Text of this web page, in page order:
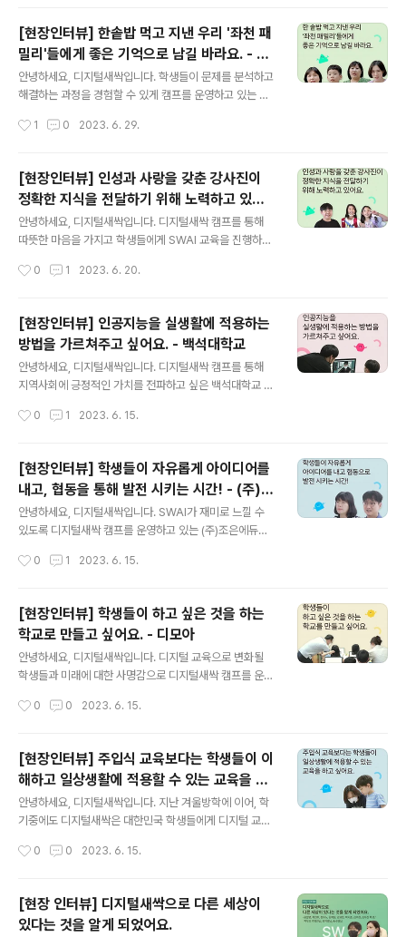
생들이 미래 사회에 필요한 기술들을 익힐 수 [경일대학교
디지털새싹 교육캠프 현장 인터뷰] 학생들이 미래 사회에
필요한 기술들을 익힐 수 있길 바라... blog.naver.com
[현장인터뷰] 한솥밥 먹고 지낸 우리 '좌천 패
밀리'들에게 좋은 기억으로 남길 바라요. - 부
산대학교
안녕하세요, 디지털새싹입니다. 학생들이 문제를 분석하고
해결하는 과정을 경험할 수 있게 캠프를 운영하고 있는 부
혹은 아래 링크를 클릭해주세요! ★ 콘텐츠 바로가기 : htt
랑을 갖춘 강사진이 정확한 지식을 전 [부산대학교 디지털
새싹 교육캠프 현장 인터뷰] 인성과 사랑을 갖춘 강사진이
정확한 지식을 전달하기 위해... blog.naver.com
1 0 2023. 6. 29.
[현장인터뷰] 인성과 사랑을 갖춘 강사진이
정확한 지식을 전달하기 위해 노력하고 있습
니다. - 부산대학교
안녕하세요, 디지털새싹입니다. 디지털새싹 캠프를 통해
따뜻한 마음을 가지고 학생들에게 SWAI 교육을 진행하고
이미지 혹은 아래 링크를 클릭해주세요! ★콘텐츠 바로가
729 [부산대학교 디지털새싹 교육캠프 현장 인터뷰] 인성
과 사랑을 갖춘 강사진이 정확한 지식을 전 [부산대학교 디
지털새싹 교육캠프 현장 인터뷰] 인성과 사랑을 갖춘 강사
진이 정확한 지식을 전달하기 위해... blog.naver.com
0 1 2023. 6. 20.
[현장인터뷰] 인공지능을 실생활에 적용하는
방법을 가르쳐주고 싶어요. - 백석대학교
안녕하세요, 디지털새싹입니다. 디지털새싹 캠프를 통해
지역사회에 긍정적인 가치를 전파하고 싶은 백석대학교 인
크를 클릭해주세요! ★ 콘텐츠 바로가기 : https://blog.n
디지털새싹 교육캠프 현장 인터뷰] 인공지능을 실생활에
적용하는 방법을 가르쳐주 [백석대학교 디지털새싹 교육캠
프 현장 인터뷰] 인공지능을 실생활에 적용하는 방법을 가
르쳐주고 싶어요. ... blog.naver.com
0 1 2023. 6. 15.
[현장인터뷰] 학생들이 자유롭게 아이디어를
내고, 협동을 통해 발전 시키는 시간! - (주)조
은에듀테크
안녕하세요, 디지털새싹입니다. SWAI가 재미로 느낄 수
있도록 디지털새싹 캠프를 운영하고 있는 (주)조은에듀테
아래 링크를 클릭해주세요! ★ 콘텐츠 바로가기 : https://
은에듀테크 로봇타워 디지털새싹 교육캠프 현장 인터뷰]
학생들이 자유롭게 아이디어를 [(주)조은에듀테크 로봇타
워 디지털새싹 교육캠프 현장 인터뷰] 학생들이 자유롭게
아이디어를 내고, 협동... blog.naver.com
0 1 2023. 6. 15.
[현장인터뷰] 학생들이 하고 싶은 것을 하는
학교로 만들고 싶어요. - 디모아
안녕하세요, 디지털새싹입니다. 디지털 교육으로 변화될
학생들과 미래에 대한 사명감으로 디지털새싹 캠프를 운영
로 이미지 혹은 아래 링크를 클릭해주세요! ★ 콘텐츠 바로
4049 [디모아 저동초등학교 디지털새싹 교육캠프 현장
인터뷰] 학생들이 하고 싶은 것을 하는 학교를 [디모아 저
동초등학교 디지털새싹 교육캠프 현장 인터뷰] 학생들이
하고 싶은 것을 하는 학교를 만들고 싶... blog.naver.co
m
0 0 2023. 6. 15.
[현장인터뷰] 주입식 교육보다는 학생들이 이
해하고 일상생활에 적용할 수 있는 교육을 하
고 싶어요.
안녕하세요, 디지털새싹입니다. 지난 겨울방학에 이어, 학
기중에도 디지털새싹은 대한민국 학생들에게 디지털 교육
고 있습니다. 이번 디지털새싹 캠프에서는 어떻게 진행되
겠습니다. 궁금하시다면 지금 바로 이미지 혹은 아래 링크
를 클릭해주세요! ★ 콘텐츠 바로가기 : https://blog.nav
er.com/new_sac/223115233306 [어썸스쿨(컨소시
0 0 2023. 6. 15.
[현장 인터뷰] 디지털새싹으로 다른 세상이
있다는 것을 알게 되었어요.